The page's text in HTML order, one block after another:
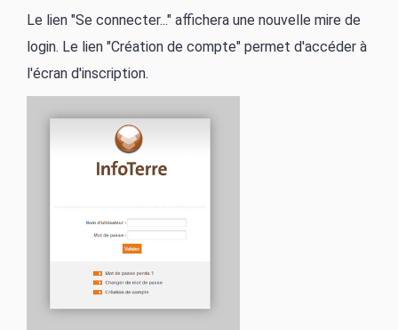
Le lien "Se connecter..." affichera une nouvelle mire de
login. Le lien "Création de compte" permet d'accéder à
l'écran d'inscription.